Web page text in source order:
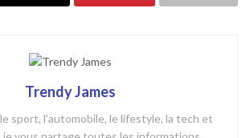
Trendy James
sport, l'automobile, le lifestyle, la tech et